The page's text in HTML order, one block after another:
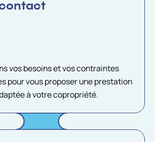
contact
vos besoins et vos contraintes
pour vous proposer une prestation
à votre copropriété.